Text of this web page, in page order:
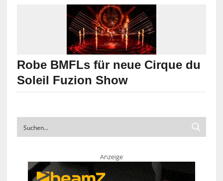
Robe BMFLs für neue Cirque du
Soleil Fuzion Show
Anzeige